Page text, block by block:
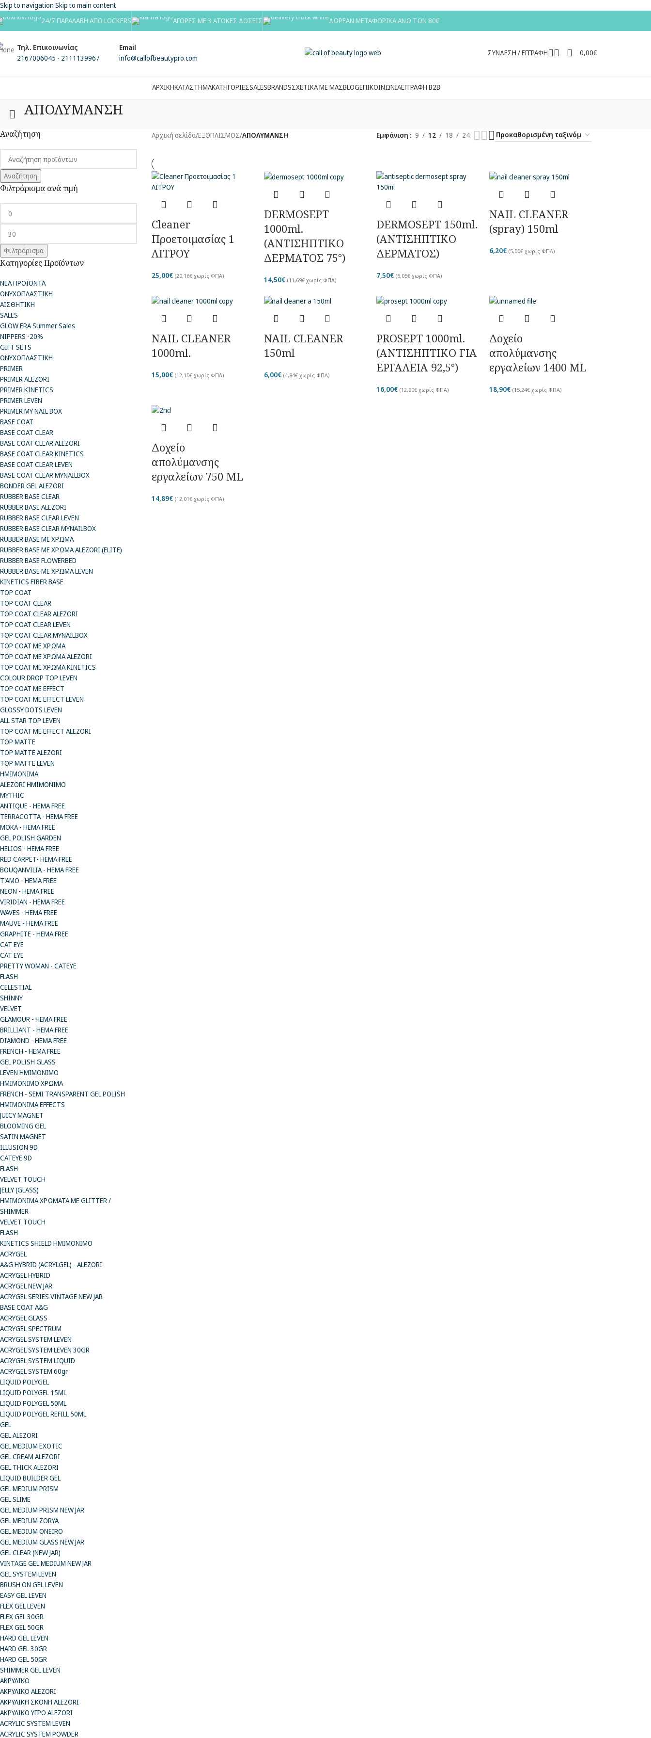
Skip to navigation Skip to main content
24/7 ΠΑΡΑΛΑΒΗ ΑΠΟ LOCKERS
ΑΓΟΡΕΣ ΜΕ 3 ΑΤΟΚΕΣ ΔΟΣΕΙΣ ΔΩΡΕΑΝ ΜΕΤΑΦΟΡΙΚΑ ΑΝΩ ΤΩΝ 80€
Τηλ. Επικοινωνίας
2167006045 - 2111139967
Email
info@callofbeautypro.com
ΣΥΝΔΕΣΗ / ΕΓΓΡΑΦΗ 0,00€
ΑΡΧΙΚΗΚΑΤΑΣΤΗΜΑΚΑΤΗΓΟΡΙΕΣSALESBRANDSΣΧΕΤΙΚΑ ΜΕ ΜΑΣBLOGΕΠΙΚΟΙΝΩΝΙΑΕΓΓΡΑΦΗ Β2Β
ΑΠΟΛΥΜΑΝΣΗ
Αναζήτηση
Αναζήτηση
Φιλτράρισμα ανά τιμή
Φιλτράρισμα
Κατηγορίες Προϊόντων
ΝΕΑ ΠΡΟΪΟΝΤΑ
ΟΝΥΧΟΠΛΑΣΤΙΚΗ
ΑΙΣΘΗΤΙΚΗ
SALES
GLOW ERA Summer Sales
NIPPERS -20%
GIFT SETS
ΟΝΥΧΟΠΛΑΣΤΙΚΗ
PRIMER
PRIMER ALEZORI
PRIMER KINETICS
PRIMER LEVEN
PRIMER MY NAIL BOX
BASE COAT
BASE COAT CLEAR
BASE COAT CLEAR ALEZORI
BASE COAT CLEAR KINETICS
BASE COAT CLEAR LEVEN
BASE COAT CLEAR MYNAILBOX
BONDER GEL ALEZORI
RUBBER BASE CLEAR
RUBBER BASE ALEZORI
RUBBER BASE CLEAR LEVEN
RUBBER BASE CLEAR MYNAILBOX
RUBBER BASE ΜΕ ΧΡΩΜΑ
RUBBER BASE ΜΕ ΧΡΩΜΑ ALEZORI (ELITE)
RUBBER BASE FLOWERBED
RUBBER BASE ΜΕ ΧΡΩΜΑ LEVEN
KINETICS FIBER BASE
TOP COAT
TOP COAT CLEAR
TOP COAT CLEAR ALEZORI
TOP COAT CLEAR LEVEN
TOP COAT CLEAR MYNAILBOX
TOP COAT ΜΕ ΧΡΩΜΑ
TOP COAT ΜΕ ΧΡΩΜΑ ALEZORI
TOP COAT ΜΕ ΧΡΩΜΑ KINETICS
COLOUR DROP TOP LEVEN
TOP COAT ΜΕ EFFECT
TOP COAT ME EFFECT LEVEN
GLOSSY DOTS LEVEN
ALL STAR TOP LEVEN
TOP COAT ME EFFECT ALEZORI
TOP MATTE
TOP MATTE ALEZORI
TOP MATTE LEVEN
ΗΜΙΜΟΝΙΜΑ
ALEZORI ΗΜΙΜΟΝΙΜΟ
MYTHIC
ANTIQUE - HEMA FREE
TERRACOTTA - HEMA FREE
MOKA - HEMA FREE
GEL POLISH GARDEN
HELIOS - HEMA FREE
RED CARPET- HEMA FREE
BOUQANVILIA - HEMA FREE
T'AMO - HEMA FREE
NEON - HEMA FREE
VIRIDIAN - HEMA FREE
WAVES - HEMA FREE
MAUVE - HEMA FREE
GRAPHITE - HEMA FREE
CAT EYE
CAT EYE
PRETTY WOMAN - CATEYE
FLASH
CELESTIAL
SHINNY
VELVET
GLAMOUR - HEMA FREE
BRILLIANT - HEMA FREE
DIAMOND - HEMA FREE
FRENCH - HEMA FREE
GEL POLISH GLASS
LEVEN ΗΜΙΜΟΝΙΜΟ
ΗΜΙΜΟΝΙΜΟ ΧΡΩΜΑ
FRENCH - SEMI TRANSPARENT GEL POLISH
HMIMONIMA EFFECTS
JUICY MAGNET
BLOOMING GEL
SATIN MAGNET
ILLUSION 9D
CATEYE 9D
FLASH
VELVET TOUCH
JELLY (GLASS)
ΗΜΙΜΟΝΙΜA ΧΡΩΜΑΤΑ ΜΕ GLITTER /
SHIMMER
VELVET TOUCH
FLASH
KINETICS SHIELD ΗΜΙΜΟΝΙΜΟ
ACRYGEL
A&G HYBRID (ACRYLGEL) - ALEZORI
ACRYGEL HYBRID
ACRYGEL NEW JAR
ACRYGEL SERIES VINTAGE NEW JAR
BASE COAT A&G
ACRYGEL GLASS
ACRYGEL SPECTRUM
ACRYGEL SYSTEM LEVEN
ACRYGEL SYSTEM LEVEN 30GR
ACRYGEL SYSTEM LIQUID
ACRYGEL SYSTEM 60gr
LIQUID POLYGEL
LIQUID POLYGEL 15ML
LIQUID POLYGEL 50ML
LIQUID POLYGEL REFILL 50ML
GEL
GEL ALEZORI
GEL MEDIUM EXOTIC
GEL CREAM ALEZORI
GEL THICK ALEZORI
LIQUID BUILDER GEL
GEL MEDIUM PRISM
GEL SLIME
GEL MEDIUM PRISM NEW JAR
GEL MEDIUM ZORYA
GEL MEDIUM ONEIRO
GEL MEDIUM GLASS NEW JAR
GEL CLEAR (NEW JAR)
VINTAGE GEL MEDIUM NEW JAR
GEL SYSTEM LEVEN
BRUSH ON GEL LEVEN
EASY GEL LEVEN
FLEX GEL LEVEN
FLEX GEL 30GR
FLEX GEL 50GR
HARD GEL LEVEN
HARD GEL 30GR
HARD GEL 50GR
SHIMMER GEL LEVEN
ΑΚΡΥΛΙΚΟ
ΑΚΡΥΛΙΚΟ ALEZORI
ΑΚΡΥΛΙΚΗ ΣΚΟΝΗ ALEZORI
ΑΚΡΥΛΙΚΟ ΥΓΡΟ ALEZORI
ACRYLIC SYSTEM LEVEN
ACRYLIC SYSTEM POWDER
Αρχική σελίδα/ΕΞΟΠΛΙΣΜΟΣ/ΑΠΟΛΥΜΑΝΣΗ Εμφάνιση 9 12 18 24
Cleaner
Προετοιμασίας 1
ΛΙΤΡΟΥ
25,00€ (20,16€χωρίς ΦΠΑ)
DERMOSEPT
1000ml.
(ΑΝΤΙΣΗΠΤΙΚΟ
ΔΕΡΜΑΤΟΣ 75°)
14,50€ (11,69€ χωρίς ΦΠΑ)
DERMOSEPT 150ml.
(ΑΝΤΙΣΗΠΤΙΚΟ
ΔΕΡΜΑΤΟΣ)
7,50€ (6,05€ χωρίς ΦΠΑ)
NAIL CLEANER
(spray) 150ml
6,20€ (5,00€χωρίς ΦΠΑ)
NAIL CLEANER
1000ml.
15,00€ (12,10€χωρίς ΦΠΑ)
NAIL CLEANER
150ml
6,00€ (4,84€ χωρίς ΦΠΑ)
PROSEPT 1000ml.
(ΑΝΤΙΣΗΠΤΙΚΟ ΓΙΑ
ΕΡΓΑΛΕΙΑ 92,5°)
16,00€ (12,90€ χωρίς ΦΠΑ)
Δοχείο
απολύμανσης
εργαλείων 1400 ML
18,90€ (15,24€χωρίς ΦΠΑ)
Δοχείο
απολύμανσης
εργαλείων 750 ML
14,89€ (12,01€χωρίς ΦΠΑ)